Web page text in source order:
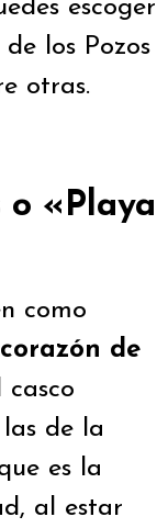
escoger
los Pozos
otras.
o «Playa
como
de
casco
de la
es la
al estar